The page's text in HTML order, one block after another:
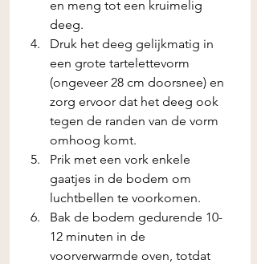
en meng tot een kruimelig
deeg.
Druk het deeg gelijkmatig in
een grote tartelettevorm
(ongeveer 28 cm doorsnee) en
zorg ervoor dat het deeg ook
tegen de randen van de vorm
omhoog komt.
Prik met een vork enkele
gaatjes in de bodem om
luchtbellen te voorkomen.
Bak de bodem gedurende 10-
12 minuten in de
voorverwarmde oven, totdat